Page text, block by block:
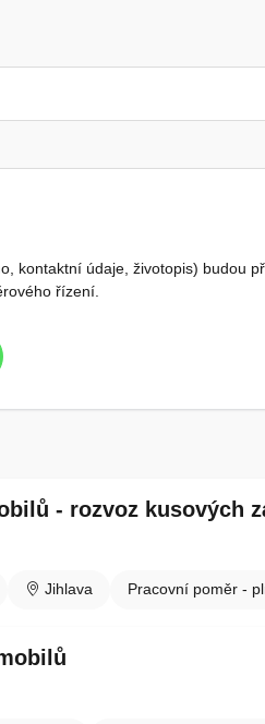
kontaktní údaje, životopis) budou
řízení.
- rozvoz kusových
Jihlava Pracovní poměr -